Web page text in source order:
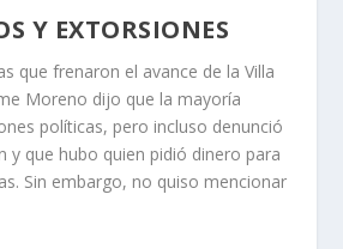
Y EXTORSIONES
que frenaron el avance de la Villa
Moreno dijo que la mayoría
políticas, pero incluso denunció
y que hubo quien pidió dinero para
Sin embargo, no quiso mencionar